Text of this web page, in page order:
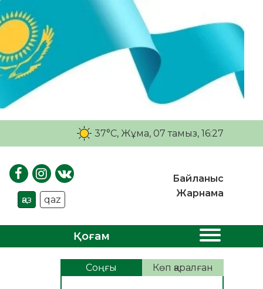
37°C, Жұма, 07 тамыз, 16:27
қаз qaz
Байланыс
Жарнама
Қоғам
Соңғы Көп қаралған